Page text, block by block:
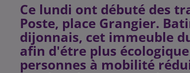
Ce lundi ont débuté des
Poste, place Grangier.
dijonnais, cet immeuble
afin d'étre plus
personnes à mobilité